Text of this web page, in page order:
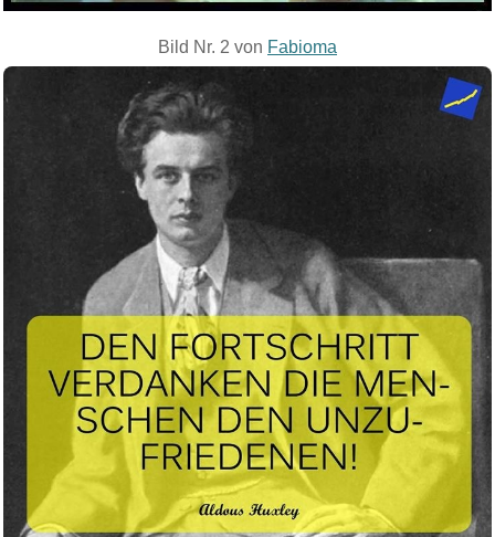
Bild Nr. 2 von Fabioma